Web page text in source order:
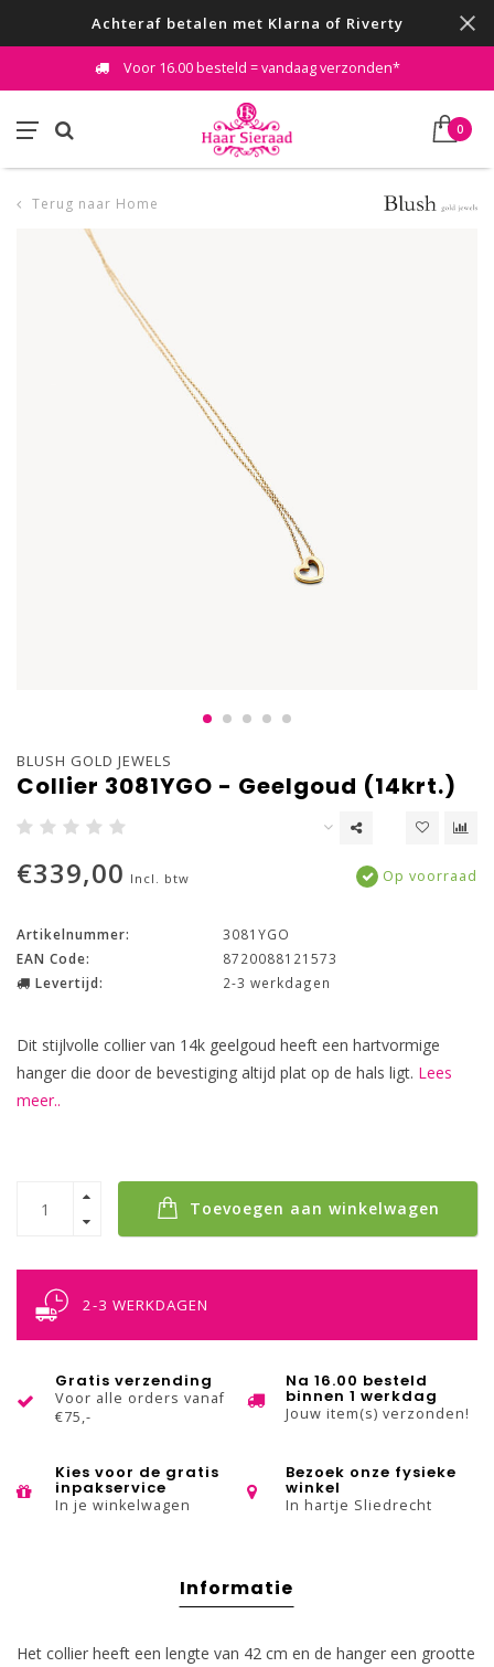
Achteraf betalen met Klarna of Riverty
Voor 16.00 besteld = vandaag verzonden*
0
Terug naar Home
BLUSH GOLD JEWELS
Collier 3081YGO - Geelgoud (14krt.)
€339,00 Incl. btw Op voorraad
Artikelnummer:
3081YGO
EAN Code:
8720088121573
Levertijd:
2-3 werkdagen
Dit stijlvolle collier van 14k geelgoud heeft een hartvormige
hanger die door de bevestiging altijd plat op de hals ligt. Lees
meer..
Toevoegen aan winkelwagen
2-3 WERKDAGEN
Gratis verzending
Voor alle orders vanaf
€75,-
Na 16.00 besteld
binnen 1 werkdag
Jouw item(s) verzonden!
Kies voor de gratis
inpakservice
In je winkelwagen
Bezoek onze fysieke
winkel
In hartje Sliedrecht
Informatie
Het collier heeft een lengte van 42 cm en de hanger een grootte